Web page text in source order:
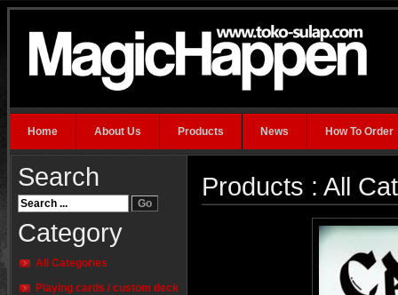
Home About Us Products News How To Order
Search
Category
All Categories
Playing cards / custom deck
Products : All